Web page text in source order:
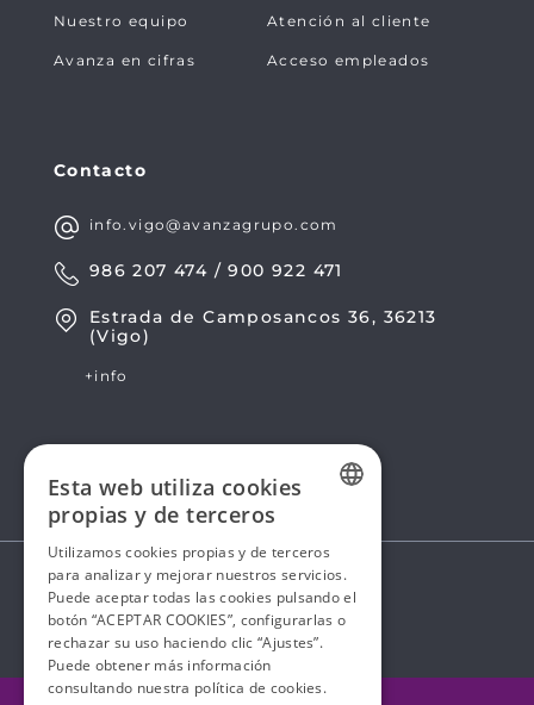
Nuestro equipo
Avanza en cifras
Atención al cliente
Acceso empleados
Contacto
info.vigo@avanzagrupo.com
986 207 474 / 900 922 471
Estrada de Camposancos 36, 36213
(Vigo)
+info
SPANISH
Esta web utiliza cookies
propias y de terceros
Utilizamos cookies propias y de terceros
para analizar y mejorar nuestros servicios.
Puede aceptar todas las cookies pulsando el
botón “ACEPTAR COOKIES”, configurarlas o
rechazar su uso haciendo clic “Ajustes”.
Puede obtener más información
consultando nuestra política de cookies.